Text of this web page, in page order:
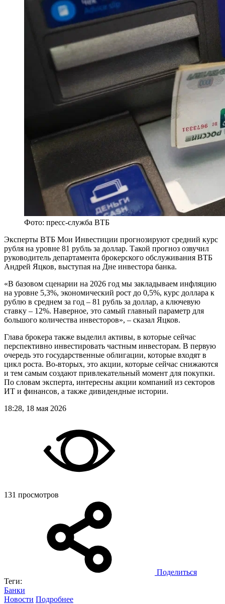
Фото: пресс-служба ВТБ
Эксперты ВТБ Мои Инвестиции прогнозируют средний курс
рубля на уровне 81 рубль за доллар. Такой прогноз озвучил
руководитель департамента брокерского обслуживания ВТБ
Андрей Яцков, выступая на Дне инвестора банка.
«В базовом сценарии на 2026 год мы закладываем инфляцию
на уровне 5,3%, экономический рост до 0,5%, курс доллара к
рублю в среднем за год – 81 рубль за доллар, а ключевую
ставку – 12%. Наверное, это самый главный параметр для
большого количества инвесторов», – сказал Яцков.
Глава брокера также выделил активы, в которые сейчас
перспективно инвестировать частным инвесторам. В первую
очередь это государственные облигации, которые входят в
цикл роста. Во-вторых, это акции, которые сейчас снижаются
и тем самым создают привлекательный момент для покупки.
По словам эксперта, интересны акции компаний из секторов
ИТ и финансов, а также дивидендные истории.
18:28, 18 мая 2026
131 просмотров
Поделиться
Теги:
Банки
Новости Подробнее